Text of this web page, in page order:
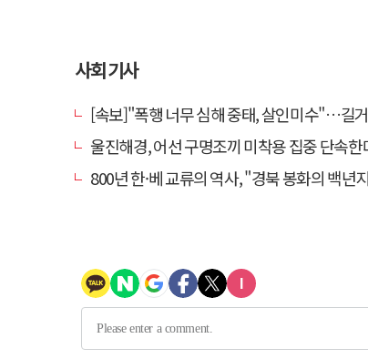
사회 기사
[속보]"폭행 너무 심해 중태, 살인미수"…길
울진해경, 어선 구명조끼 미착용 집중 단속한
800년 한·베 교류의 역사, "경북 봉화의 백년